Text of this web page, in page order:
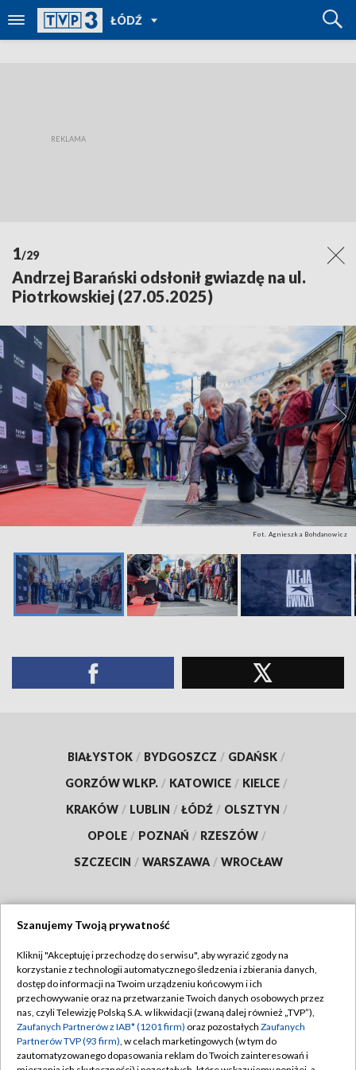
ŁÓDŹ
POWRÓT
DO
REGIONY
1/29
Andrzej Barański odsłonił gwiazdę na ul.
Piotrkowskiej (27.05.2025)
Fot. Agnieszka Bohdanowicz
BIAŁYSTOK / BYDGOSZCZ / GDAŃSK /
GORZÓW WLKP. / KATOWICE / KIELCE /
KRAKÓW / LUBLIN / ŁÓDŹ / OLSZTYN /
OPOLE / POZNAŃ / RZESZÓW /
SZCZECIN / WARSZAWA / WROCŁAW
TVP
Abonament TVP
Emisja w TVP
Centrum informacji TVP
Regulamin TVP
Polityka prywatności
Moje zgody
Szanujemy Twoją prywatność
Kliknij "Akceptuję i przechodzę do serwisu", aby wyrazić zgody na
korzystanie z technologii automatycznego śledzenia i zbierania danych,
dostęp do informacji na Twoim urządzeniu końcowym i ich
przechowywanie oraz na przetwarzanie Twoich danych osobowych przez
nas, czyli Telewizję Polską S.A. w likwidacji (zwaną dalej również „TVP”),
Zaufanych Partnerów z IAB* (1201 firm) oraz pozostałych Zaufanych
Partnerów TVP (93 firm), w celach marketingowych (w tym do
zautomatyzowanego dopasowania reklam do Twoich zainteresowań i